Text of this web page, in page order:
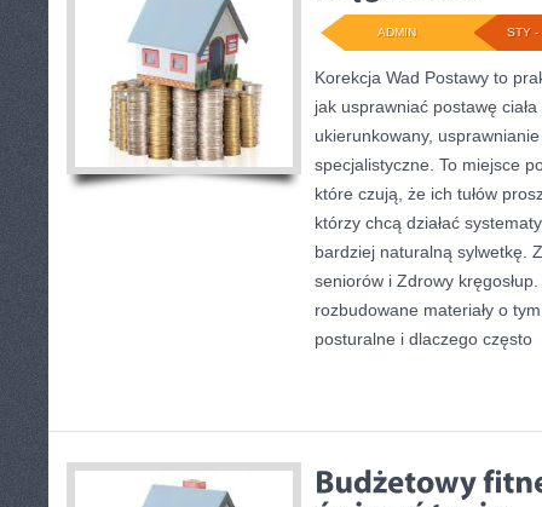
STY -
ADMIN
Korekcja Wad Postawy to
jak usprawniać postawę
ukierunkowany,
specjalistyczne. To miejsce
które czują, że ich tułów
którzy chcą działać
bardziej naturalną sylwetkę.
seniorów i Zdrowy
rozbudowane materiały o
posturalne i dlaczego często